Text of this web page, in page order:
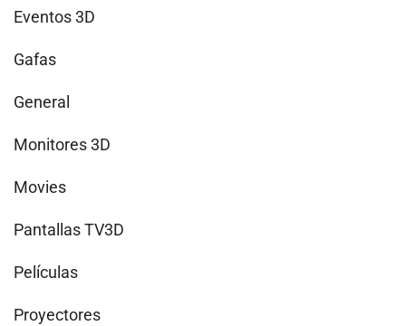
Eventos 3D
Gafas
General
Monitores 3D
Movies
Pantallas TV3D
Películas
Proyectores